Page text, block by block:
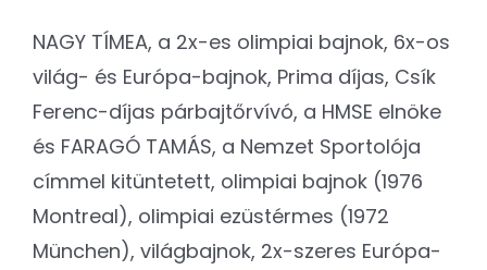
NAGY TÍMEA, a 2x-es olimpiai bajnok, 6x-os
világ- és Európa-bajnok, Prima díjas, Csík
Ferenc-díjas párbajtőrvívó, a HMSE elnöke
és FARAGÓ TAMÁS, a Nemzet Sportolója
címmel kitüntetett, olimpiai bajnok (1976
Montreal), olimpiai ezüstérmes (1972
München), világbajnok, 2x-szeres Európa-